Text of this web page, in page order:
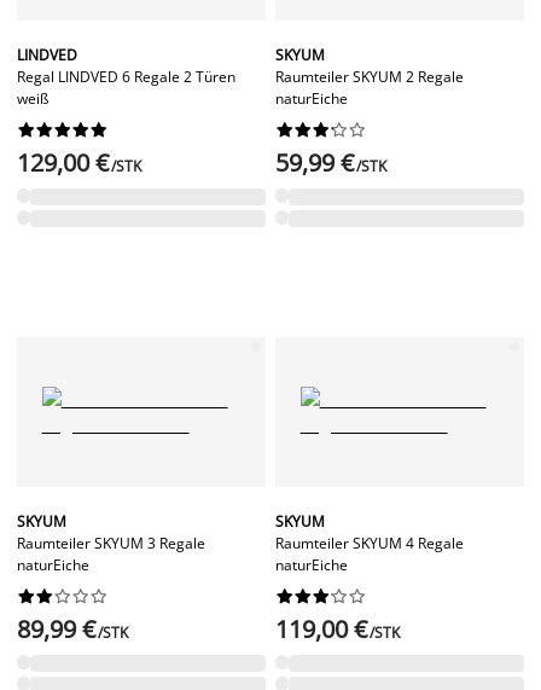
LINDVED
Regal LINDVED 6 Regale 2 Türen
weiß






129,00 €/STK
SKYUM
Raumteiler SKYUM 2 Regale
naturEiche






59,99 €/STK
SKYUM
Raumteiler SKYUM 3 Regale
naturEiche






89,99 €/STK
SKYUM
Raumteiler SKYUM 4 Regale
naturEiche






119,00 €/STK